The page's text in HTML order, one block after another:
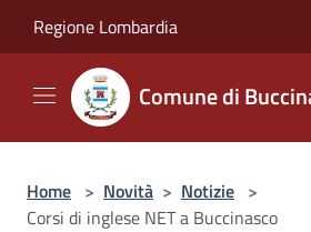
Regione Lombardia
Comune di
Home > Novità > Notizie >
Corsi di inglese NET a Buccinasco